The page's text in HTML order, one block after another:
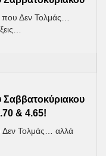
Δεν Τολμάς…
& 4.65!
Δεν Τολμάς… αλλά